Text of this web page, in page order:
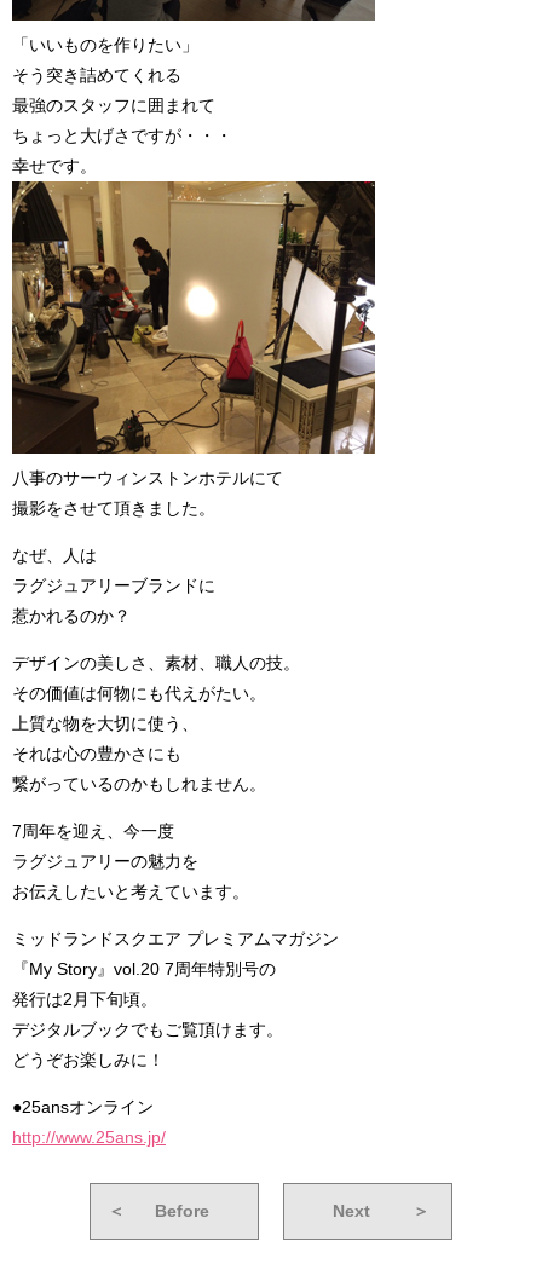
「いいものを作りたい」
そう突き詰めてくれる
最強のスタッフに囲まれて
ちょっと大げさですが・・・
幸せです。
八事のサーウィンストンホテルにて
撮影をさせて頂きました。
なぜ、人は
ラグジュアリーブランドに
惹かれるのか？
デザインの美しさ、素材、職人の技。
その価値は何物にも代えがたい。
上質な物を大切に使う、
それは心の豊かさにも
繋がっているのかもしれません。
7周年を迎え、今一度
ラグジュアリーの魅力を
お伝えしたいと考えています。
ミッドランドスクエア プレミアムマガジン
『My Story』vol.20 7周年特別号の
発行は2月下旬頃。
デジタルブックでもご覧頂けます。
どうぞお楽しみに！
●25ansオンライン
http://www.25ans.jp/
＜ Before Next ＞